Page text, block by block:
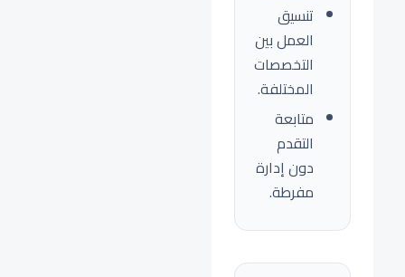
تنسيق
العمل بين
التخصصات
المختلفة.
متابعة
التقدم
دون إدارة
مفرطة.